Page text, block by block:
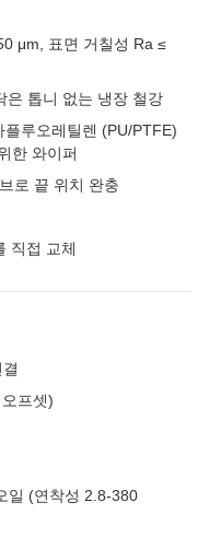
μm, 표면 거칠성 Ra ≤
은 톱니 없는 냉장 철강
루오레틸렌 (PU/PTFE)
한 와이퍼
로 끝 위치 완충
직접 교체
프셋)
일 (연착성 2.8-380